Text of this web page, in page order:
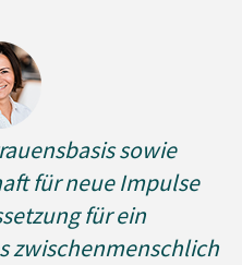
sowie
für neue Impulse
für ein
zwischenmenschlich